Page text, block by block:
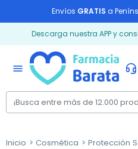
Envíos GRATIS a
Descarga nuestra APP y
menu
Inicio Cosmética Protección